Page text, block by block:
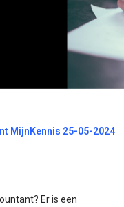
MijnKennis 25-05-2024
Er is een